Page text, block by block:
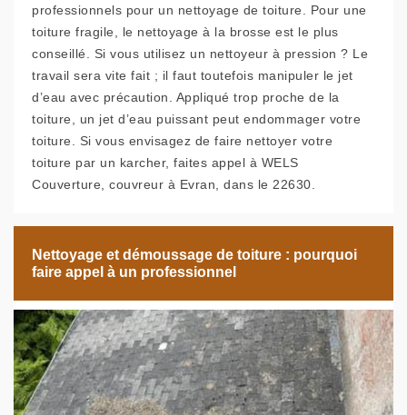
professionnels pour un nettoyage de toiture. Pour une
toiture fragile, le nettoyage à la brosse est le plus
conseillé. Si vous utilisez un nettoyeur à pression ? Le
travail sera vite fait ; il faut toutefois manipuler le jet
d’eau avec précaution. Appliqué trop proche de la
toiture, un jet d’eau puissant peut endommager votre
toiture. Si vous envisagez de faire nettoyer votre
toiture par un karcher, faites appel à WELS
Couverture, couvreur à Evran, dans le 22630.
Nettoyage et démoussage de toiture : pourquoi
faire appel à un professionnel